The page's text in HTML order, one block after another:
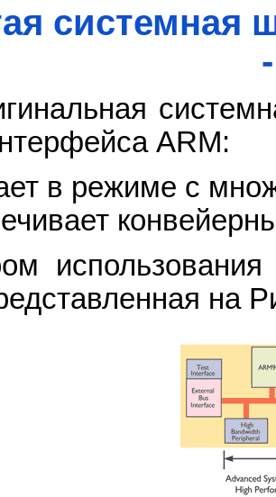
системная
ARM:
в режиме с
на